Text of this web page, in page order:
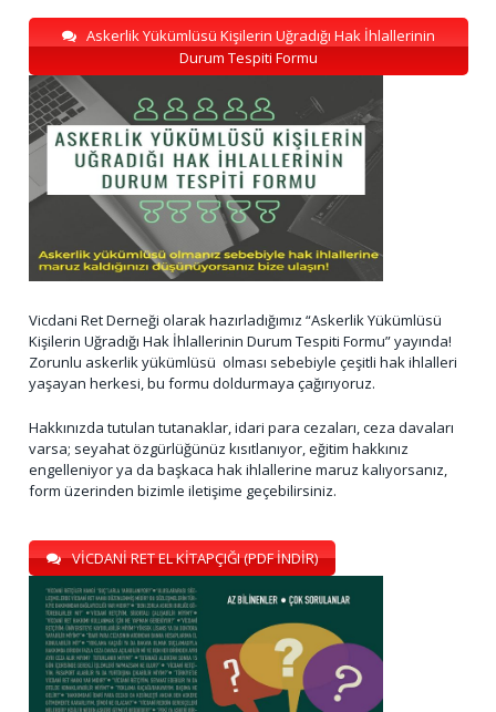
Askerlik Yükümlüsü Kişilerin Uğradığı Hak İhlallerinin
Durum Tespiti Formu
Vicdani Ret Derneği olarak hazırladığımız “Askerlik Yükümlüsü
Kişilerin Uğradığı Hak İhlallerinin Durum Tespiti Formu” yayında!
Zorunlu askerlik yükümlüsü olması sebebiyle çeşitli hak ihlalleri
yaşayan herkesi, bu formu doldurmaya çağırıyoruz.
Hakkınızda tutulan tutanaklar, idari para cezaları, ceza davaları
varsa; seyahat özgürlüğünüz kısıtlanıyor, eğitim hakkınız
engelleniyor ya da başkaca hak ihlallerine maruz kalıyorsanız,
form üzerinden bizimle iletişime geçebilirsiniz.
VİCDANİ RET EL KİTAPÇIĞI (PDF İNDİR)